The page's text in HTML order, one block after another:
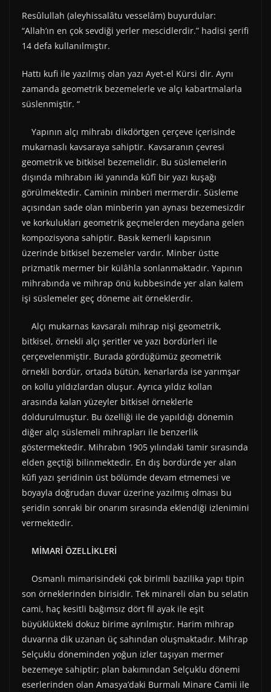
Resûlullah (aleyhissalâtu vesselâm) buyurdular:
“Allah’ın en çok sevdiği yerler mescidlerdir.” hadisi şerifi
14 defa kullanılmıştır.
Hattı kufi ile yazılmış olan yazı Ayet-el Kürsi dir. Aynı
zamanda geometrik bezemelerle ve alçı kabartmalarla
süslenmiştir. “
Yapının alçı mihrabı dikdörtgen çerçeve içerisinde
mukarnaslı kavsaraya sahiptir. Kavsaranın çevresi
geometrik ve bitkisel bezemelidir. Bu süslemelerin
dışında mihrabın iki yanında kûfî bir yazı kuşağı
görülmektedir. Caminin minberi mermerdir. Süsleme
açısından sade olan minberin yan aynası bezemesizdir
ve korkulukları geometrik geçmelerden meydana gelen
kompozisyona sahiptir. Basık kemerli kapısının
üzerinde bitkisel bezemeler vardır. Minber üstte
prizmatik mermer bir külâhla sonlanmaktadır. Yapının
mihrabında ve mihrap önü kubbesinde yer alan kalem
işi süslemeler geç döneme ait örneklerdir.
Alçı mukarnas kavsaralı mihrap nişi geometrik,
bitkisel, örnekli alçı şeritler ve yazı bordürleri ile
çerçevelenmiştir. Burada gördüğümüz geometrik
örnekli bordür, ortada bütün, kenarlarda ise yarımşar
on kollu yıldızlardan oluşur. Ayrıca yıldız kollan
arasında kalan yüzeyler bitkisel örneklerle
doldurulmuştur. Bu özelliği ile de yapıldığı dönemin
diğer alçı süslemeli mihrapları ile benzerlik
göstermektedir. Mihrabın 1905 yılındaki tamir sırasında
elden geçtiği bilinmektedir. En dış bordürde yer alan
kûfi yazı şeridinin üst bölümde devam etmemesi ve
boyayla doğrudan duvar üzerine yazılmış olması bu
şeridin sonraki bir onarım sırasında eklendiği izlenimini
vermektedir.
MİMARİ ÖZELLİKLERİ
Osmanlı mimarisindeki çok birimli bazilika yapı tipin
son örneklerinden birisidir. Tek minareli olan bu selatin
cami, haç kesitli bağımsız dört fil ayak ile eşit
büyüklükteki dokuz birime ayrılmıştır. Harim mihrap
duvarına dik uzanan üç sahından oluşmaktadır. Mihrap
Selçuklu döneminden yoğun izler taşıyan mermer
bezemeye sahiptir; plan bakımından Selçuklu dönemi
eserlerinden olan Amasya’daki Burmalı Minare Camii ile